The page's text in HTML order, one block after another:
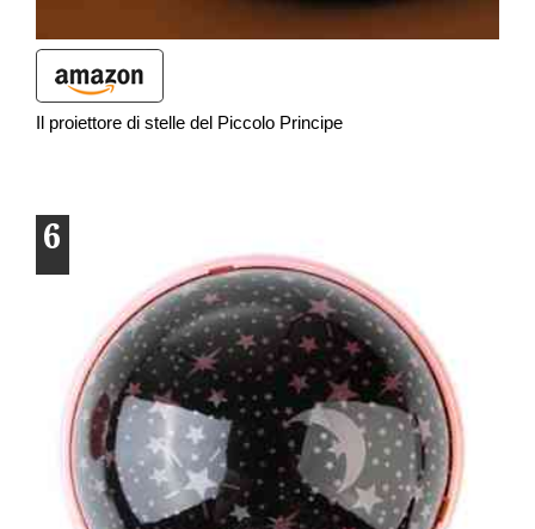
Il proiettore di stelle del Piccolo Principe
6